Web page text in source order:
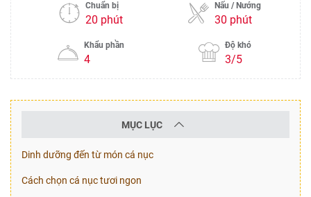
Chuẩn bị
20 phút
Nấu / Nướng
30 phút
Khẩu phần
4
Độ khó
3/5
MỤC LỤC
Dinh dưỡng đến từ món cá nục
Cách chọn cá nục tươi ngon